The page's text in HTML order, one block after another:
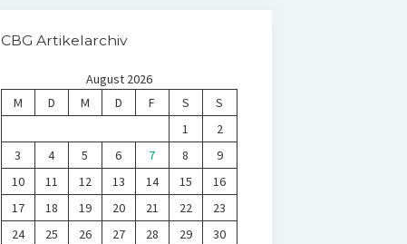
CBG Artikelarchiv
August 2026
M
D M D F S
S
1
2
3
4 5 6 7 8
9
10
11 12 13 14 15
16
17
18 19 20 21 22
23
24
25 26 27 28 29
30